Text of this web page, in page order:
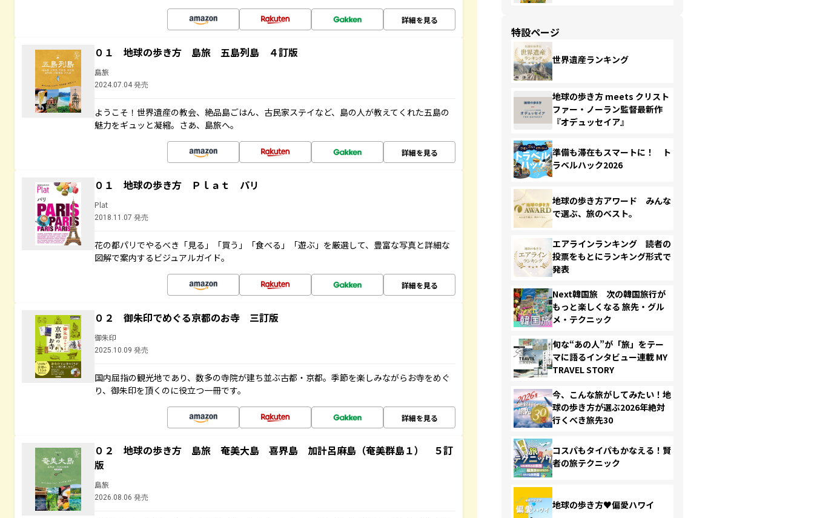
詳細を見る
０１ 地球の歩き方 島旅 五島列島 ４訂版
島旅
2024.07.04 発売
ようこそ！世界遺産の教会、絶品島ごはん、古民家ステイなど、島の人が教えてくれた五島の
魅力をギュッと凝縮。さあ、島旅へ。
詳細を見る
０１ 地球の歩き方 Ｐｌａｔ パリ
Plat
2018.11.07 発売
花の都パリでやるべき「見る」「買う」「食べる」「遊ぶ」を厳選して、豊富な写真と詳細な
図解で案内するビジュアルガイド。
詳細を見る
０２ 御朱印でめぐる京都のお寺 三訂版
御朱印
2025.10.09 発売
国内屈指の観光地であり、数多の寺院が建ち並ぶ古都・京都。季節を楽しみながらお寺をめぐ
り、御朱印を頂くのに役立つ一冊です。
詳細を見る
０２ 地球の歩き方 島旅 奄美大島 喜界島 加計呂麻島（奄美群島１） ５訂
版
島旅
2026.08.06 発売
特設ページ
世界遺産ランキング
地球の歩き方 meets クリスト
ファー・ノーラン監督最新作
『オデュッセイア』
準備も滞在もスマートに！ ト
ラベルハック2026
地球の歩き方アワード みんな
で選ぶ、旅のベスト。
エアラインランキング 読者の
投票をもとにランキング形式で
発表
Next韓国旅 次の韓国旅行が
もっと楽しくなる 旅先・グル
メ・テクニック
旬な“あの人”が「旅」をテー
マに語るインタビュー連載 MY
TRAVEL STORY
今、こんな旅がしてみたい！地
球の歩き方が選ぶ2026年絶対
行くべき旅先30
コスパもタイパもかなえる！賢
者の旅テクニック
地球の歩き方♥偏愛ハワイ